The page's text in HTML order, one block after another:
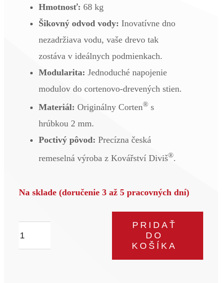
Hmotnosť: 68 kg
Šikovný odvod vody: Inovatívne dno
nezadržiava vodu, vaše drevo tak
zostáva v ideálnych podmienkach.
Modularita: Jednoduché napojenie
modulov do cortenovo-drevených stien.
Materiál: Originálny Corten® s
hrúbkou 2 mm.
Poctivý pôvod: Precízna česká
remeselná výroba z Kovářství Diviš®.
Na sklade (doručenie 3 až 5 pracovných dní)
PRIDAŤ
DO
KOŠÍKA